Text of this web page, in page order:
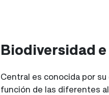
Biodiversidad
Central es conocida por
función de las diferentes